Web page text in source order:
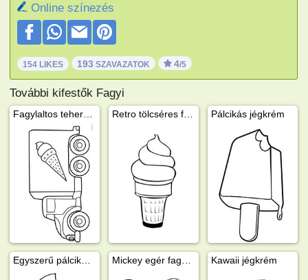
Online színezés
154 LIKES 193 SZAVAZATOK 4/5
További kifestők Fagyi
Pálcikás jégkrém
Kawaii jégkrém